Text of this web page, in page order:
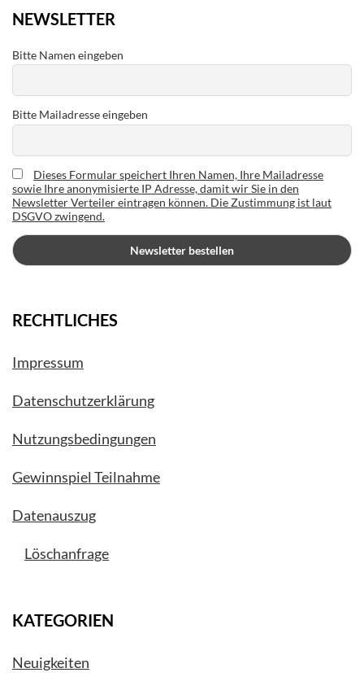
NEWSLETTER
Bitte Namen eingeben
Bitte Mailadresse eingeben
Dieses Formular speichert Ihren Namen, Ihre Mailadresse
sowie Ihre anonymisierte IP Adresse, damit wir Sie in den
Newsletter Verteiler eintragen können. Die Zustimmung ist laut
DSGVO zwingend.
RECHTLICHES
Impressum
Datenschutzerklärung
Nutzungsbedingungen
Gewinnspiel Teilnahme
Datenauszug
Löschanfrage
KATEGORIEN
Neuigkeiten